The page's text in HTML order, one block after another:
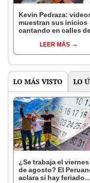
Kevin Pedraza:
muestran sus inicios
cantando en calles
TrujilloLEER MÁS
LO MÁS VISTO LO
¿Se trabaja el viernes
de agosto? El
aclara si hay feriado